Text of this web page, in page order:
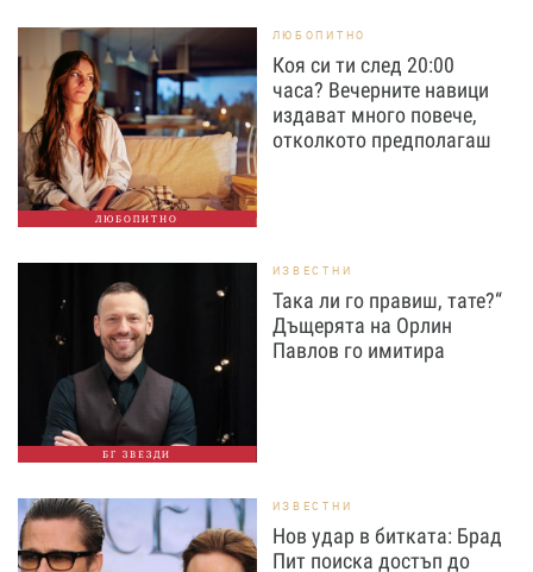
ЛЮБОПИТНО
ЛЮБОПИТНО
Коя си ти след 20:00
часа? Вечерните навици
издават много повече,
отколкото предполагаш
БГ ЗВЕЗДИ
ИЗВЕСТНИ
Така ли го правиш, тате?“
Дъщерята на Орлин
Павлов го имитира
ИЗВЕСТНИ
Нов удар в битката: Брад
Пит поиска достъп до